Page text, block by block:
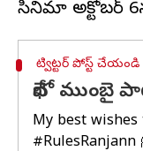
ట్విట్టర్ పోస్ట్ చేయండి
దేఖో ముంబై
My best
#RulesRanjann